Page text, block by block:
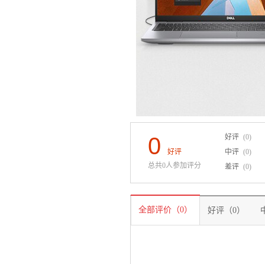
0
好评
总共0人参加评分
好评 (0)
中评 (0)
差评 (0)
全部评价（0） 好评（0）